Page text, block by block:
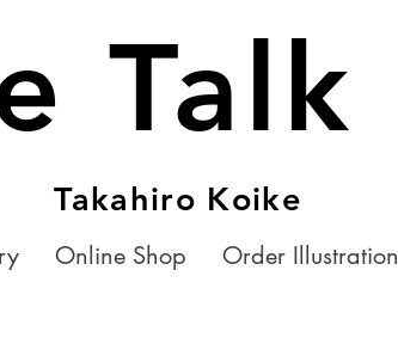
Talk
Takahiro Koike
Online Shop Order Illustration